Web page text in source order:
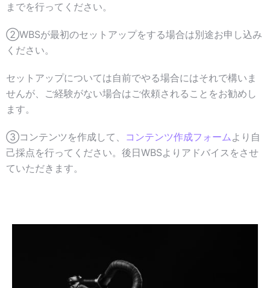
までを行ってください。
②WBSが最初のセットアップをする場合は別途お申し込み
ください。
セットアップについては自前でやる場合にはそれで構いま
せんが、ご経験がない場合はご依頼されることをお勧めし
ます。
③コンテンツを作成して、 コンテンツ作成フォームより自
己採点を行ってください。後日WBSよりアドバイスをさせ
ていただきます。